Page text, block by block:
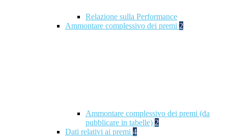
Relazione sulla Performance
Ammontare complessivo dei premi 2
Ammontare complessivo dei premi (da
pubblicare in tabelle) 2
Dati relativi ai premi 4